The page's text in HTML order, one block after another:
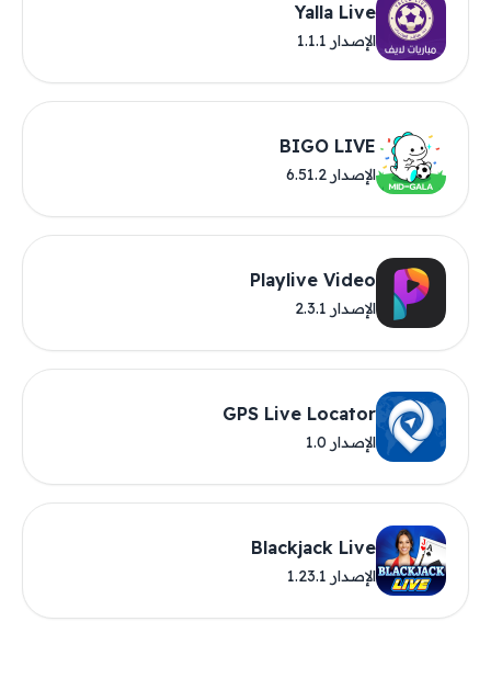
Yalla Live
الإصدار 1.1.1
BIGO LIVE
الإصدار 6.51.2
Playlive Video
الإصدار 2.3.1
GPS Live Locator
الإصدار 1.0
Blackjack Live
الإصدار 1.23.1